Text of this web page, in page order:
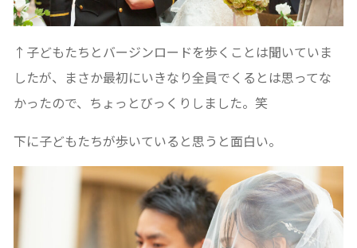
↑子どもたちとバージンロードを歩くことは聞いていま
したが、まさか最初にいきなり全員でくるとは思ってな
かったので、ちょっとびっくりしました。笑
下に子どもたちが歩いていると思うと面白い。